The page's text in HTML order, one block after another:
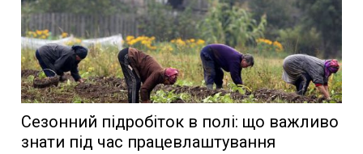
Сезонний підробіток в полі: що важливо
знати під час працевлаштування